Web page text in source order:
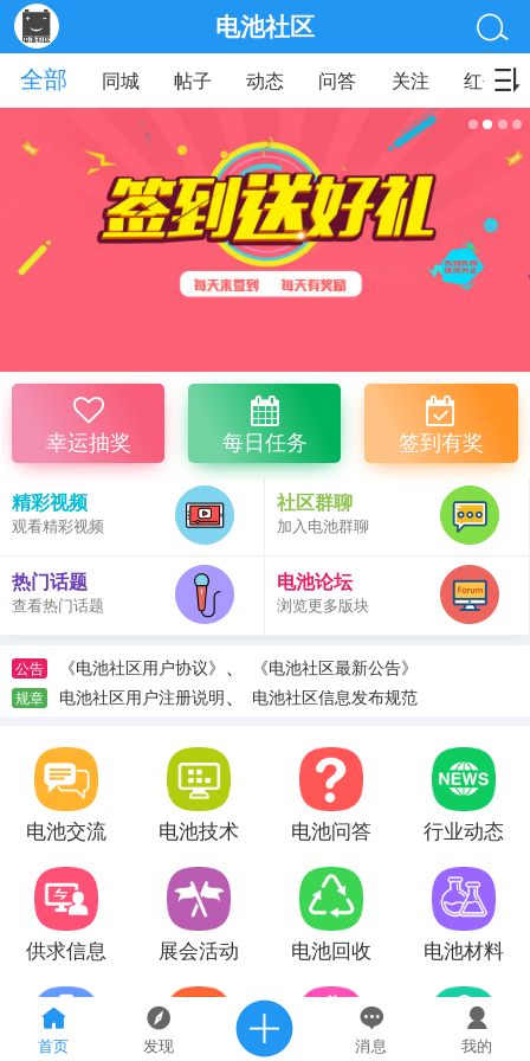
首页 发现 消息 我的
电池社区
全部
同城 帖子 动态 问答 关注 红包
幸运抽奖 每日任务 签到有奖
精彩视频
观看精彩视频
社区群聊
加入电池群聊
热门话题
查看热门话题
电池论坛
浏览更多版块
公告 《电池社区用户协议》 、 《电池社区最新公告》
规章 电池社区用户注册说明、 电池社区信息发布规范
电池交流 电池技术 电池问答 行业动态
供求信息 展会活动 电池回收 电池材料